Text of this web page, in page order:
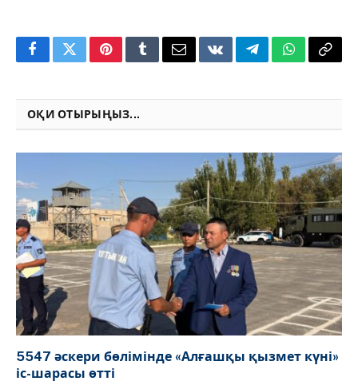
FacebookTwitterPinterestTumblrEmailVKontakteTelegramWhatsApp
Copy
ОҚИ ОТЫРЫҢЫЗ...
5547 әскери бөлімінде «Алғашқы қызмет күні»
іс-шарасы өтті